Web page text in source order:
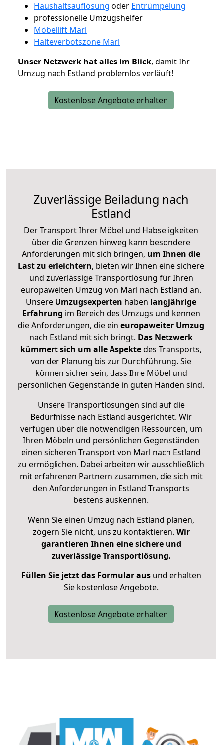
Haushaltsauflösung oder Entrümpelung
professionelle Umzugshelfer
Möbellift Marl
Halteverbotszone Marl
Unser Netzwerk hat alles im Blick, damit Ihr
Umzug nach Estland problemlos verläuft!
Kostenlose Angebote erhalten
Zuverlässige Beiladung nach
Estland
Der Transport Ihrer Möbel und Habseligkeiten
über die Grenzen hinweg kann besondere
Anforderungen mit sich bringen, um Ihnen die
Last zu erleichtern, bieten wir Ihnen eine sichere
und zuverlässige Transportlösung für Ihren
europaweiten Umzug von Marl nach Estland an.
Unsere Umzugsexperten haben langjährige
Erfahrung im Bereich des Umzugs und kennen
die Anforderungen, die ein europaweiter Umzug
nach Estland mit sich bringt. Das Netzwerk
kümmert sich um alle Aspektedes Transports,
von der Planung bis zur Durchführung. Sie
können sicher sein, dass Ihre Möbel und
persönlichen Gegenstände in guten Händen sind.
Unsere Transportlösungen sind auf die
Bedürfnisse nach Estland ausgerichtet. Wir
verfügen über die notwendigen Ressourcen, um
Ihren Möbeln und persönlichen Gegenständen
einen sicheren Transport von Marl nach Estland
zu ermöglichen. Dabei arbeiten wir ausschließlich
mit erfahrenen Partnern zusammen, die sich mit
den Anforderungen in Estland Transports
bestens auskennen.
Wenn Sie einen Umzug nach Estland planen,
zögern Sie nicht, uns zu kontaktieren. Wir
garantieren Ihnen eine sichere und
zuverlässige Transportlösung.
Füllen Sie jetzt das Formular ausund erhalten
Sie kostenlose Angebote.
Kostenlose Angebote erhalten